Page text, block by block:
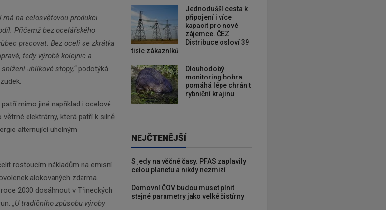
má na celosvětovou produkci
Přičemž bez ocelářského
pracovat. Bez oceli se zkrátka
tedy výrobě kolejnic a
uhlíkové stopy,“ podotýká
mimo jiné například i ocelové
elektrárny, která patří k silně
alternující uhelným
rostoucím nákladům na emisní
alokovaných zdarma.
2030 dosáhnout v Třineckých
„U tradičního způsobu výroby
Jednodušší cesta k
připojení i více
kapacit pro nové
zájemce. ČEZ
Distribuce osloví 39
tisíc zákazníků
Dlouhodobý
monitoring bobra
pomáhá lépe chránit
rybniční krajinu
NEJČTENĚJŠÍ
S jedy na věčné časy. PFAS zaplavily
celou planetu a nikdy nezmizí
Domovní ČOV budou muset plnit
stejné parametry jako velké čistírny
Newsletter
email a my Vám budeme zasílat ty
informace, maximálně 1x týdně.